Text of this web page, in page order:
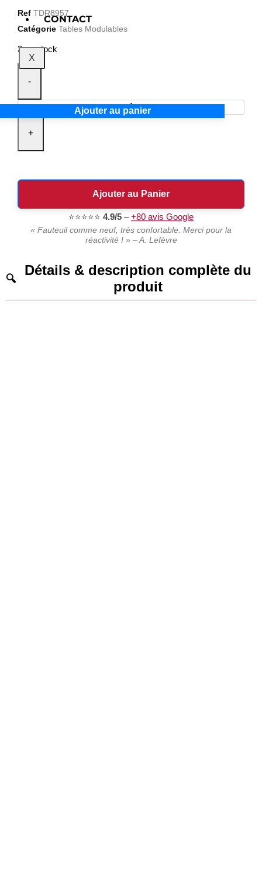
CONTACT
X
Ref TDR8957
Catégorie Tables Modulables
3 en stock
-
+
Ajouter au panier
Ajouter au Panier
⭐⭐⭐⭐⭐ 4.9/5 –+80 avis Google
« Fauteuil comme neuf, très confortable. Merci pour la
réactivité ! » – A. Lefèvre
Détails & description complète du
produit